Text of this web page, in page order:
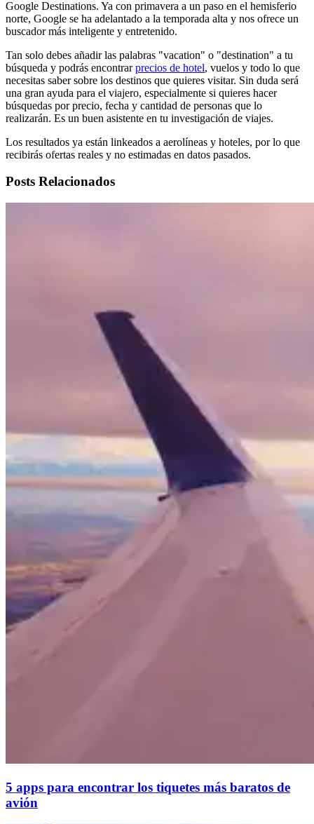
Google Destinations. Ya con primavera a un paso en el hemisferio
norte, Google se ha adelantado a la temporada alta y nos ofrece un
buscador más inteligente y entretenido.
Tan solo debes añadir las palabras "vacation" o "destination" a tu
búsqueda y podrás encontrarprecios de hotel, vuelos y todo lo que
necesitas saber sobre los destinos que quieres visitar. Sin duda será
una gran ayuda para el viajero, especialmente si quieres hacer
búsquedas por precio, fecha y cantidad de personas que lo
realizarán. Es un buen asistente en tu investigación de viajes.
Los resultados ya están linkeados a aerolíneas y hoteles, por lo que
recibirás ofertas reales y no estimadas en datos pasados.
Posts Relacionados
5 apps para encontrar los tiquetes más baratos de
avión